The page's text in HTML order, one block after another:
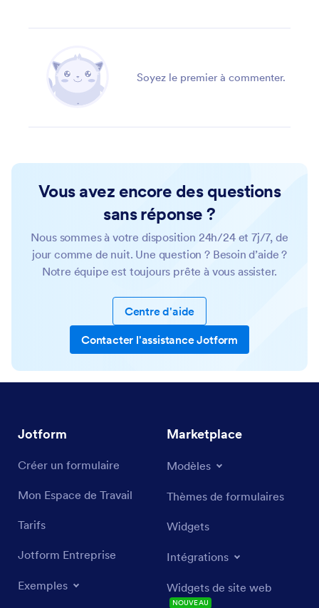
Soyez le premier à commenter.
Vous avez encore des questions
sans réponse ?
Nous sommes à votre disposition 24h/24 et 7j/7, de
jour comme de nuit. Une question ? Besoin d’aide ?
Notre équipe est toujours prête à vous assister.
Centre d'aide
Contacter l'assistance Jotform
Jotform
Créer un formulaire
Mon Espace de Travail
Tarifs
Jotform Entreprise
Exemples
Marketplace
Modèles
Thèmes de formulaires
Widgets
Intégrations
Widgets de site web
NOUVEAU